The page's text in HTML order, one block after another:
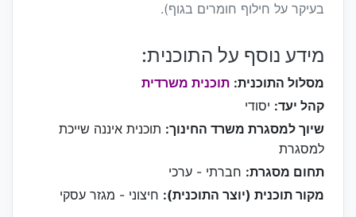
בעיקר על חילוף חומרים בגוף).
מידע נוסף על התוכנית:
מסלול התוכנית: תוכנית משרדית
קהל יעד: יסודי
שיוך למסגרת משרד החינוך: תוכנית איננה שייכת
למסגרת
תחום מסגרת: חברתי - ערכי
מקור תוכנית (יוצר התוכנית): חיצוני - מגזר עסקי